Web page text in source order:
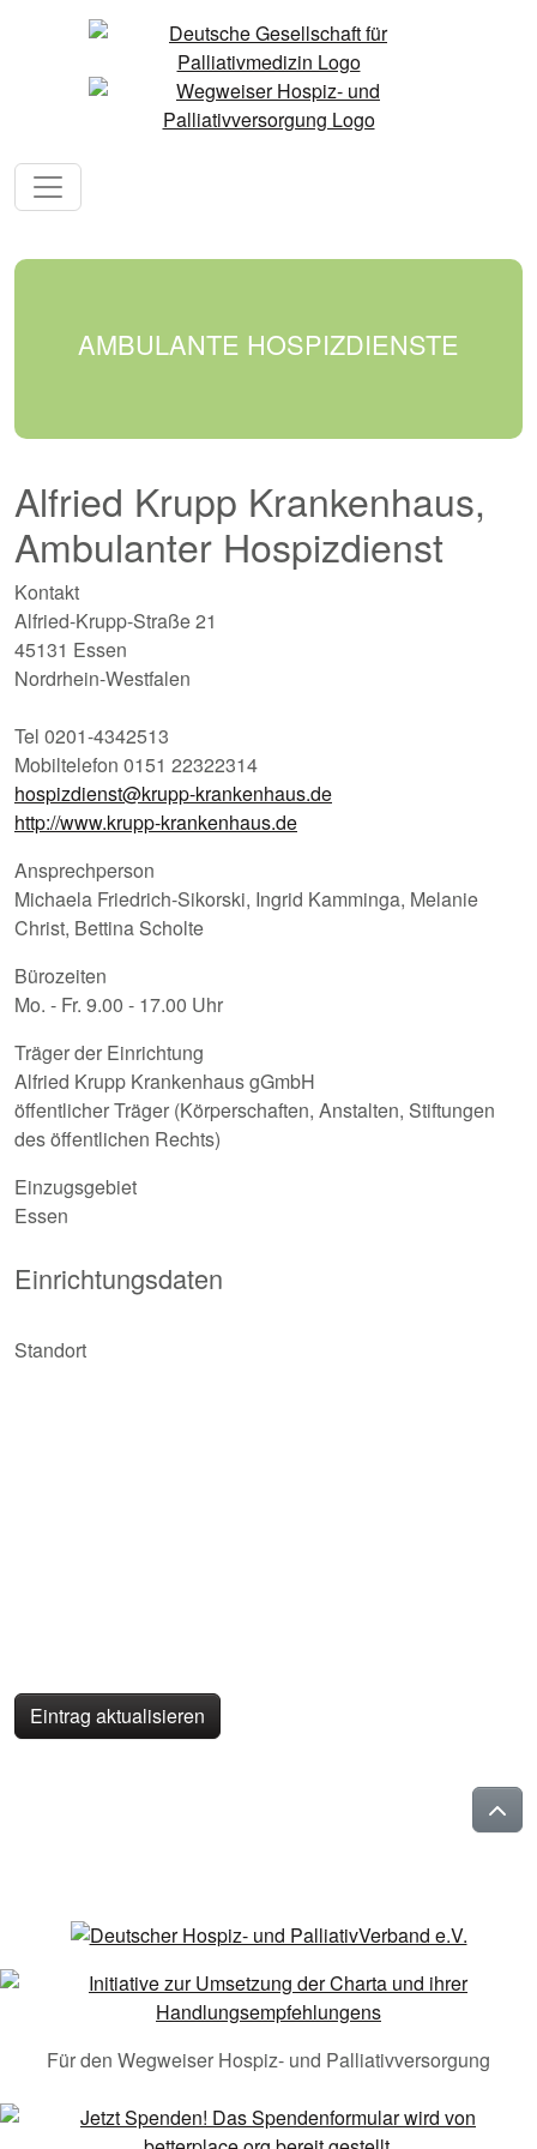
AMBULANTE HOSPIZDIENSTE
Alfried Krupp Krankenhaus,
Ambulanter Hospizdienst
Kontakt
Alfried-Krupp-Straße 21
45131 Essen
Nordrhein-Westfalen
Tel 0201-4342513
Mobiltelefon 0151 22322314
hospizdienst@krupp-krankenhaus.de
http://www.krupp-krankenhaus.de
Ansprechperson
Michaela Friedrich-Sikorski, Ingrid Kamminga, Melanie
Christ, Bettina Scholte
Bürozeiten
Mo. - Fr. 9.00 - 17.00 Uhr
Träger der Einrichtung
Alfried Krupp Krankenhaus gGmbH
öffentlicher Träger (Körperschaften, Anstalten, Stiftungen
des öffentlichen Rechts)
Einzugsgebiet
Essen
Einrichtungsdaten
Standort
Eintrag aktualisieren
Für den Wegweiser Hospiz- und Palliativversorgung